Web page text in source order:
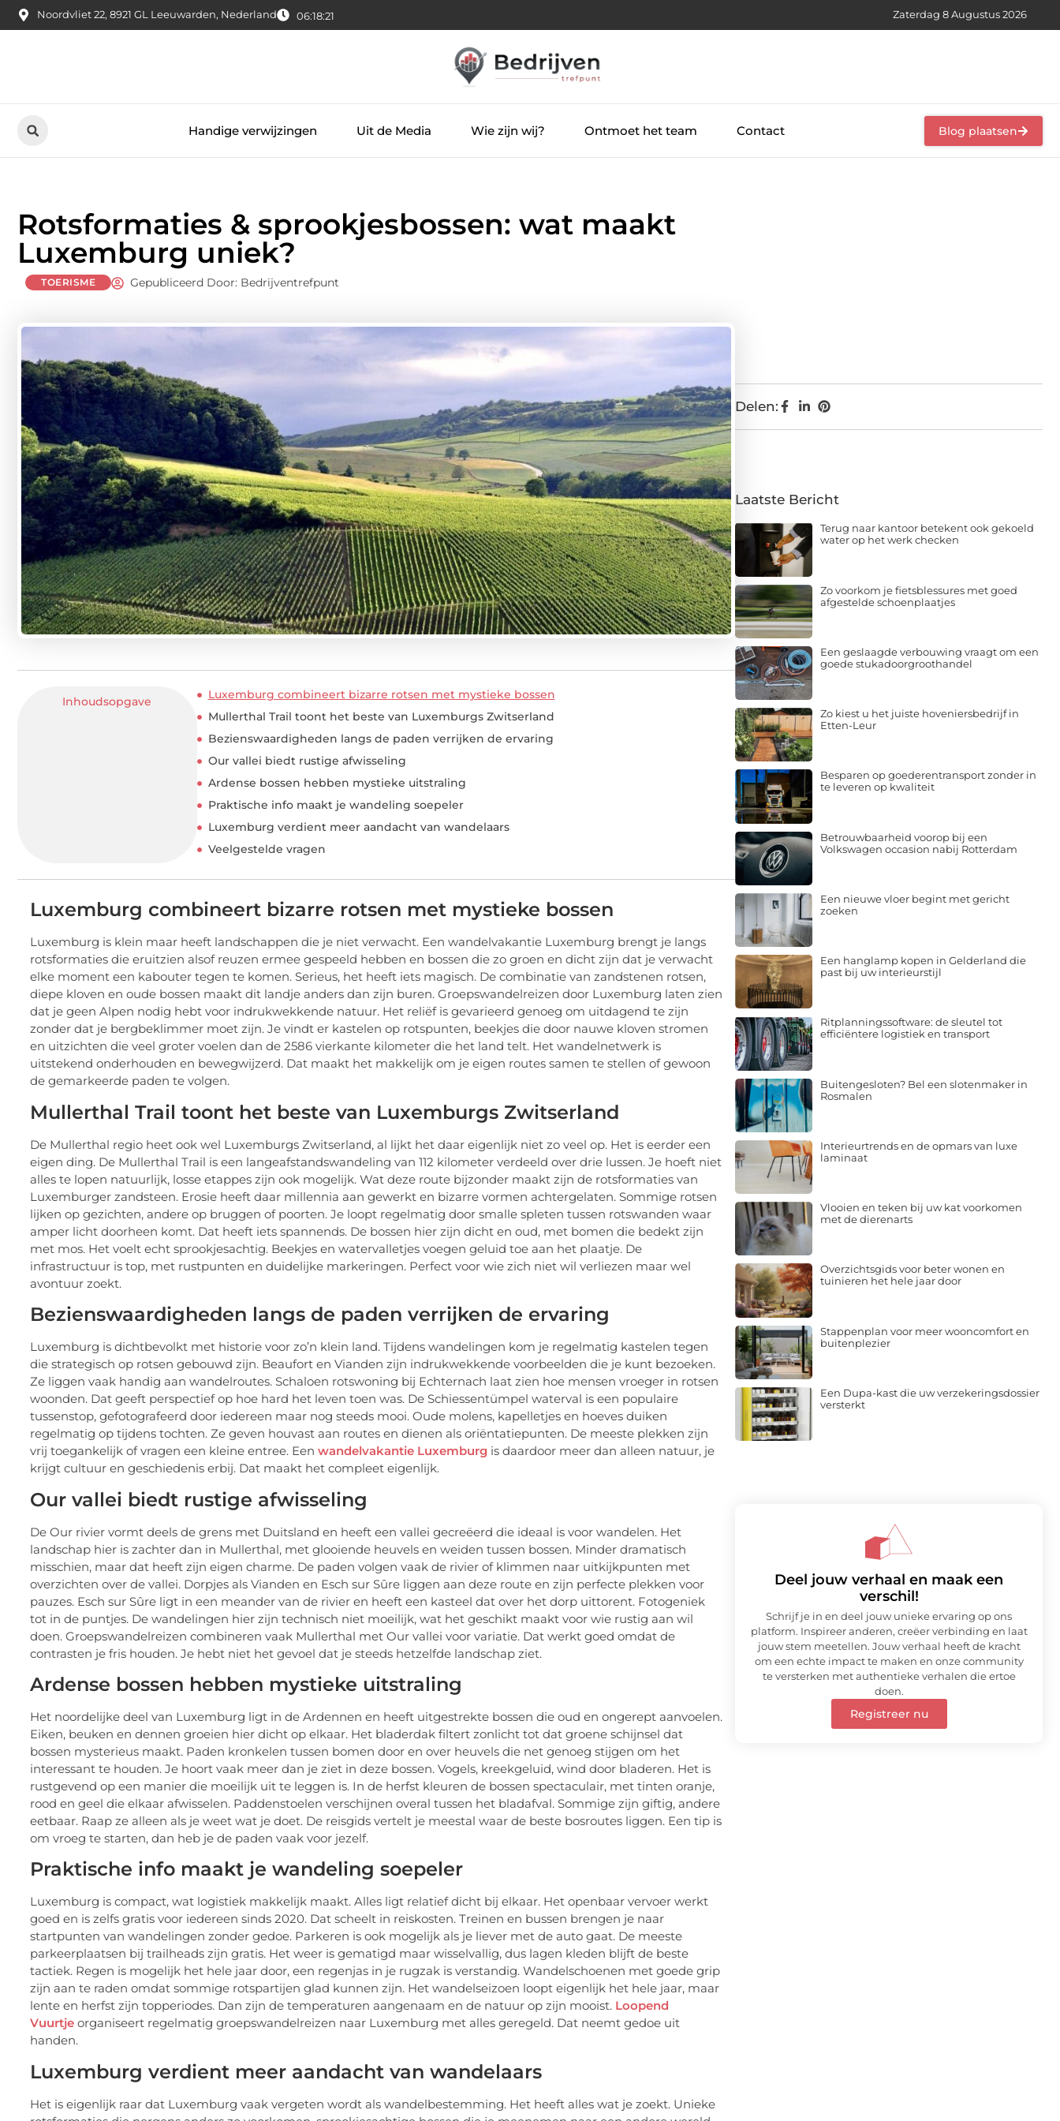
Noordvliet 22, 8921 GL Leeuwarden, Nederland 06:18:23 Zaterdag 8 Augustus 2026
Handige verwijzingen Uit de Media Wie zijn wij? Ontmoet het team Contact Blog plaatsen
Rotsformaties & sprookjesbossen: wat maakt
Luxemburg uniek?
TOERISME Gepubliceerd Door: Bedrijventrefpunt
Inhoudsopgave
Luxemburg combineert bizarre rotsen met mystieke bossen
Mullerthal Trail toont het beste van Luxemburgs Zwitserland
Bezienswaardigheden langs de paden verrijken de ervaring
Our vallei biedt rustige afwisseling
Ardense bossen hebben mystieke uitstraling
Praktische info maakt je wandeling soepeler
Luxemburg verdient meer aandacht van wandelaars
Veelgestelde vragen
Luxemburg combineert bizarre rotsen met mystieke bossen
Luxemburg is klein maar heeft landschappen die je niet verwacht. Een wandelvakantie Luxemburg brengt je langs
rotsformaties die eruitzien alsof reuzen ermee gespeeld hebben en bossen die zo groen en dicht zijn dat je verwacht
elke moment een kabouter tegen te komen. Serieus, het heeft iets magisch. De combinatie van zandstenen rotsen,
diepe kloven en oude bossen maakt dit landje anders dan zijn buren. Groepswandelreizen door Luxemburg laten zien
dat je geen Alpen nodig hebt voor indrukwekkende natuur. Het reliëf is gevarieerd genoeg om uitdagend te zijn
zonder dat je bergbeklimmer moet zijn. Je vindt er kastelen op rotspunten, beekjes die door nauwe kloven stromen
en uitzichten die veel groter voelen dan de 2586 vierkante kilometer die het land telt. Het wandelnetwerk is
uitstekend onderhouden en bewegwijzerd. Dat maakt het makkelijk om je eigen routes samen te stellen of gewoon
de gemarkeerde paden te volgen.
Mullerthal Trail toont het beste van Luxemburgs Zwitserland
De Mullerthal regio heet ook wel Luxemburgs Zwitserland, al lijkt het daar eigenlijk niet zo veel op. Het is eerder een
eigen ding. De Mullerthal Trail is een langeafstandswandeling van 112 kilometer verdeeld over drie lussen. Je hoeft niet
alles te lopen natuurlijk, losse etappes zijn ook mogelijk. Wat deze route bijzonder maakt zijn de rotsformaties van
Luxemburger zandsteen. Erosie heeft daar millennia aan gewerkt en bizarre vormen achtergelaten. Sommige rotsen
lijken op gezichten, andere op bruggen of poorten. Je loopt regelmatig door smalle spleten tussen rotswanden waar
amper licht doorheen komt. Dat heeft iets spannends. De bossen hier zijn dicht en oud, met bomen die bedekt zijn
met mos. Het voelt echt sprookjesachtig. Beekjes en watervalletjes voegen geluid toe aan het plaatje. De
infrastructuur is top, met rustpunten en duidelijke markeringen. Perfect voor wie zich niet wil verliezen maar wel
avontuur zoekt.
Bezienswaardigheden langs de paden verrijken de ervaring
Luxemburg is dichtbevolkt met historie voor zo’n klein land. Tijdens wandelingen kom je regelmatig kastelen tegen
die strategisch op rotsen gebouwd zijn. Beaufort en Vianden zijn indrukwekkende voorbeelden die je kunt bezoeken.
Ze liggen vaak handig aan wandelroutes. Schaloen rotswoning bij Echternach laat zien hoe mensen vroeger in rotsen
woonden. Dat geeft perspectief op hoe hard het leven toen was. De Schiessentümpel waterval is een populaire
tussenstop, gefotografeerd door iedereen maar nog steeds mooi. Oude molens, kapelletjes en hoeves duiken
regelmatig op tijdens tochten. Ze geven houvast aan routes en dienen als oriëntatiepunten. De meeste plekken zijn
vrij toegankelijk of vragen een kleine entree. Een wandelvakantie Luxemburg is daardoor meer dan alleen natuur, je
krijgt cultuur en geschiedenis erbij. Dat maakt het compleet eigenlijk.
Our vallei biedt rustige afwisseling
De Our rivier vormt deels de grens met Duitsland en heeft een vallei gecreëerd die ideaal is voor wandelen. Het
landschap hier is zachter dan in Mullerthal, met glooiende heuvels en weiden tussen bossen. Minder dramatisch
misschien, maar dat heeft zijn eigen charme. De paden volgen vaak de rivier of klimmen naar uitkijkpunten met
overzichten over de vallei. Dorpjes als Vianden en Esch sur Sûre liggen aan deze route en zijn perfecte plekken voor
pauzes. Esch sur Sûre ligt in een meander van de rivier en heeft een kasteel dat over het dorp uittorent. Fotogeniek
tot in de puntjes. De wandelingen hier zijn technisch niet moeilijk, wat het geschikt maakt voor wie rustig aan wil
doen. Groepswandelreizen combineren vaak Mullerthal met Our vallei voor variatie. Dat werkt goed omdat de
contrasten je fris houden. Je hebt niet het gevoel dat je steeds hetzelfde landschap ziet.
Ardense bossen hebben mystieke uitstraling
Het noordelijke deel van Luxemburg ligt in de Ardennen en heeft uitgestrekte bossen die oud en ongerept aanvoelen.
Eiken, beuken en dennen groeien hier dicht op elkaar. Het bladerdak filtert zonlicht tot dat groene schijnsel dat
bossen mysterieus maakt. Paden kronkelen tussen bomen door en over heuvels die net genoeg stijgen om het
interessant te houden. Je hoort vaak meer dan je ziet in deze bossen. Vogels, kreekgeluid, wind door bladeren. Het is
rustgevend op een manier die moeilijk uit te leggen is. In de herfst kleuren de bossen spectaculair, met tinten oranje,
rood en geel die elkaar afwisselen. Paddenstoelen verschijnen overal tussen het bladafval. Sommige zijn giftig, andere
eetbaar. Raap ze alleen als je weet wat je doet. De reisgids vertelt je meestal waar de beste bosroutes liggen. Een tip is
om vroeg te starten, dan heb je de paden vaak voor jezelf.
Praktische info maakt je wandeling soepeler
Luxemburg is compact, wat logistiek makkelijk maakt. Alles ligt relatief dicht bij elkaar. Het openbaar vervoer werkt
goed en is zelfs gratis voor iedereen sinds 2020. Dat scheelt in reiskosten. Treinen en bussen brengen je naar
startpunten van wandelingen zonder gedoe. Parkeren is ook mogelijk als je liever met de auto gaat. De meeste
parkeerplaatsen bij trailheads zijn gratis. Het weer is gematigd maar wisselvallig, dus lagen kleden blijft de beste
tactiek. Regen is mogelijk het hele jaar door, een regenjas in je rugzak is verstandig. Wandelschoenen met goede grip
zijn aan te raden omdat sommige rotspartijen glad kunnen zijn. Het wandelseizoen loopt eigenlijk het hele jaar, maar
lente en herfst zijn topperiodes. Dan zijn de temperaturen aangenaam en de natuur op zijn mooist. Loopend
Vuurtje organiseert regelmatig groepswandelreizen naar Luxemburg met alles geregeld. Dat neemt gedoe uit
handen.
Luxemburg verdient meer aandacht van wandelaars
Het is eigenlijk raar dat Luxemburg vaak vergeten wordt als wandelbestemming. Het heeft alles wat je zoekt. Unieke
Delen:
Laatste Bericht
Terug naar kantoor betekent ook gekoeld
water op het werk checken
Zo voorkom je fietsblessures met goed
afgestelde schoenplaatjes
Een geslaagde verbouwing vraagt om een
goede stukadoorgroothandel
Zo kiest u het juiste hoveniersbedrijf in
Etten-Leur
Besparen op goederentransport zonder in
te leveren op kwaliteit
Betrouwbaarheid voorop bij een
Volkswagen occasion nabij Rotterdam
Een nieuwe vloer begint met gericht
zoeken
Een hanglamp kopen in Gelderland die
past bij uw interieurstijl
Ritplanningssoftware: de sleutel tot
efficiëntere logistiek en transport
Buitengesloten? Bel een slotenmaker in
Rosmalen
Interieurtrends en de opmars van luxe
laminaat
Vlooien en teken bij uw kat voorkomen
met de dierenarts
Overzichtsgids voor beter wonen en
tuinieren het hele jaar door
Stappenplan voor meer wooncomfort en
buitenplezier
Een Dupa-kast die uw verzekeringsdossier
versterkt
Deel jouw verhaal en maak een
verschil!
Schrijf je in en deel jouw unieke ervaring op ons
platform. Inspireer anderen, creëer verbinding en laat
jouw stem meetellen. Jouw verhaal heeft de kracht
om een echte impact te maken en onze community
te versterken met authentieke verhalen die ertoe
doen.
Registreer nu